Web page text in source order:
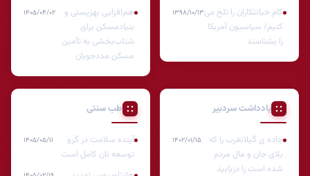
کام خیانتکاران را تلخ می
کنیم/ سیاسیون آمریکا
را بشناسند
۱۳۹۸/۱۰/۱۳
هم‌افزایی بهزیستی و
بنیادمسکن برای
شتاب‌بخشی به تأمین
مسکن مددجویان
۱۴۰۵/۰۴/۰۲
یادداشت سردبیر
جاده ی گیلانغرب را که
بلای جان و مال مردم
شده است را دریابید
۱۴۰۲/۰۱/۱۵
طب سنتی
آینده سلامت در گرو
توسعه نان کامل است
۱۴۰۵/۰۵/۱۱